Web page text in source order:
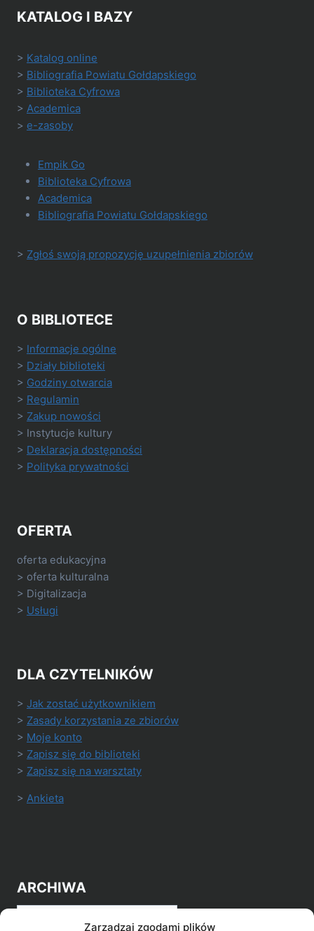
Zarządzaj zgodami plików
KATALOG I BAZY
> Katalog online
> Bibliografia Powiatu Gołdapskiego
> Biblioteka Cyfrowa
> Academica
> e-zasoby
Empik Go
Biblioteka Cyfrowa
Academica
Bibliografia Powiatu Gołdapskiego
> Zgłoś swoją propozycję uzupełnienia zbiorów
O BIBLIOTECE
> Informacje ogólne
> Działy biblioteki
> Godziny otwarcia
> Regulamin
> Zakup nowości
> Instytucje kultury
> Deklaracja dostępności
> Polityka prywatności
OFERTA
oferta edukacyjna
> oferta kulturalna
> Digitalizacja
> Usługi
DLA CZYTELNIKÓW
> Jak zostać użytkownikiem
> Zasady korzystania ze zbiorów
> Moje konto
> Zapisz się do biblioteki
> Zapisz się na warsztaty
> Ankieta
ARCHIWA
Archiwa